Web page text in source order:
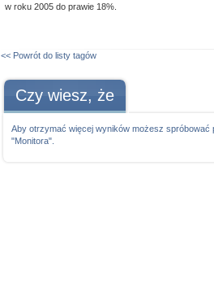
w roku 2005 do prawie 18%.
<< Powrót do listy tagów
Czy wiesz, że
Aby otrzymać więcej wyników możesz
"Monitora".